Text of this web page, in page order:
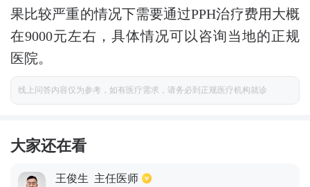
果比较严重的情况下需要通过PPH治疗费用大概
在9000元左右，具体情况可以咨询当地的正规
医院。
线上问答内容仅为参考，如有医疗需求，请务必到正规医疗机构就诊
大家还在看
王俊生 主任医师